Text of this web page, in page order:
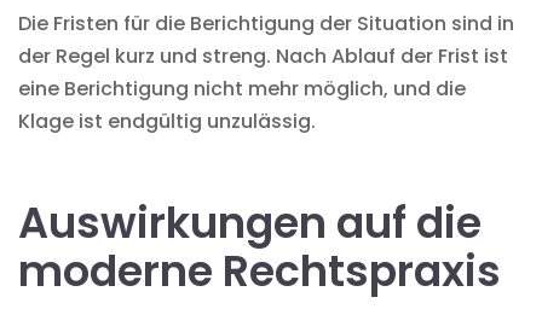
Die Fristen für die Berichtigung der Situation sind in
der Regel kurz und streng. Nach Ablauf der Frist ist
eine Berichtigung nicht mehr möglich, und die
Klage ist endgültig unzulässig.
Auswirkungen auf die
moderne Rechtspraxis